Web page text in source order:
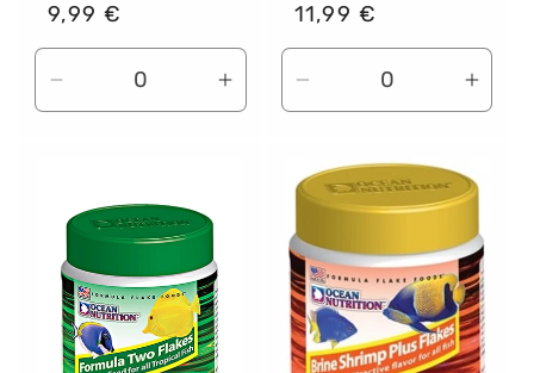
Precio
habitual
9,99 €
Reducir
cantidad
Title
Aumentar
cantidad
Default
Precio
habitual
11,99 €
Reducir
cantidad
Default
Title
Title